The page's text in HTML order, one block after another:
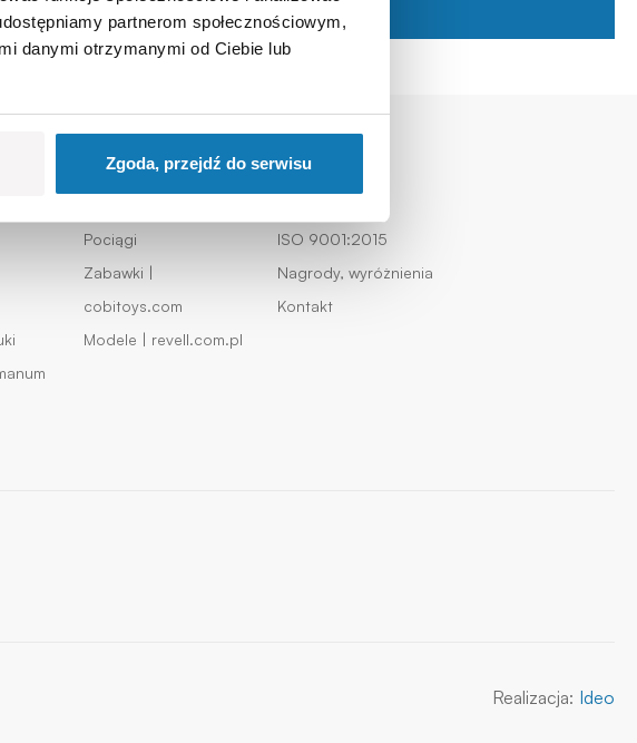
partnerom społecznościowym,
danymi otrzymanymi od Ciebie lub
Zgoda, przejdź do serwisu
Pociągi
Zabawki |
cobitoys.com
Modele | revell.com.pl
ISO 9001:2015
Nagrody, wyróżnienia
Kontakt
Realizacja: Ideo